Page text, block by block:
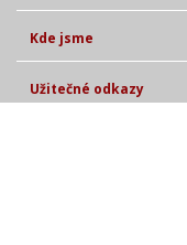
Kde jsme
Užitečné odkazy